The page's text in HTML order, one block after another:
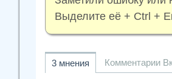
Выделите её + Ctrl +
3 мнения Комментарии